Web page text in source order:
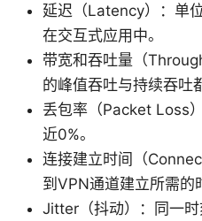
延迟（Latency）：单
在交互式应用中。
带宽和吞吐量（
的峰值吞吐与持续吞吐
丢包率（Packet Loss
近0%。
连接建立时间（
到VPN通道建立所需的
Jitter（抖动）：同一